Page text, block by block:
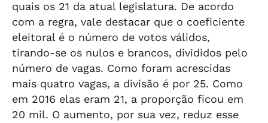
quais os 21 da atual legislatura. De acordo
com a regra, vale destacar que o coeficiente
eleitoral é o número de votos válidos,
tirando-se os nulos e brancos, divididos pelo
número de vagas. Como foram acrescidas
mais quatro vagas, a divisão é por 25. Como
em 2016 elas eram 21, a proporção ficou em
20 mil. O aumento, por sua vez, reduz esse